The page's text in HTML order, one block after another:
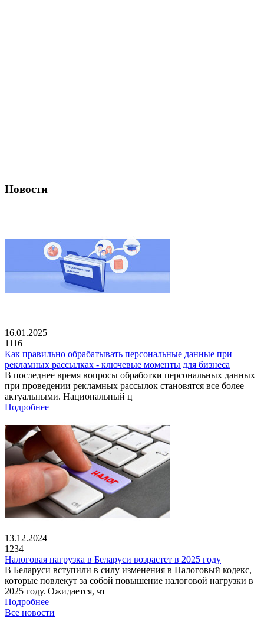
Новости
16.01.2025
1116
Как правильно обрабатывать персональные данные при
рекламных рассылках - ключевые моменты для бизнеса
В последнее время вопросы обработки персональных данных
при проведении рекламных рассылок становятся все более
актуальными. Национальный ц
Подробнее
13.12.2024
1234
Налоговая нагрузка в Беларуси возрастет в 2025 году
В Беларуси вступили в силу изменения в Налоговый кодекс,
которые повлекут за собой повышение налоговой нагрузки в
2025 году. Ожидается, чт
Подробнее
Все новости